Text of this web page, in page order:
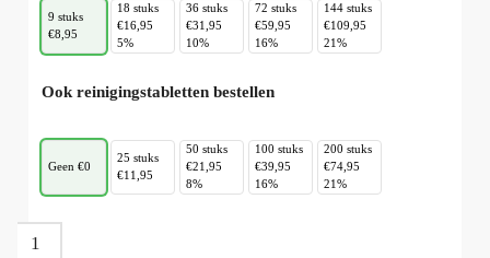
9 stuks
€8,95
18 stuks
€16,95
5%
36 stuks
€31,95
10%
72 stuks
€59,95
16%
144 stuks
€109,95
21%
Ook reinigingstabletten bestellen
Geen €0
25 stuks
€11,95
50 stuks
€21,95
8%
100 stuks
€39,95
16%
200 stuks
€74,95
21%